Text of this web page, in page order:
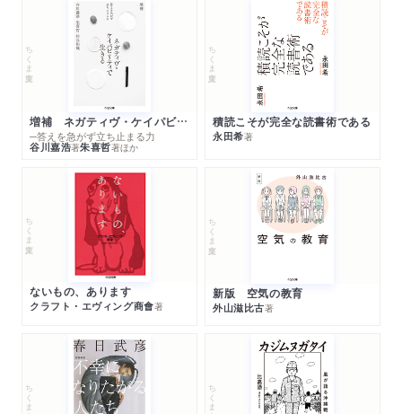
ちくま文庫
増補 ネガティヴ・ケイパビリティで生きる
─答えを急がず立ち止まる力
谷川嘉浩著朱喜哲著ほか
ちくま文庫
積読こそが完全な読書術である
永田希著
ちくま文庫
ないもの、あります
クラフト・エヴィング商會著
ちくま文庫
新版 空気の教育
外山滋比古著
ちくま文庫 ちくま文庫